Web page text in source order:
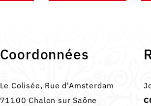
Coordonnées
Le Colisée, Rue d'Amsterdam
71100 Chalon sur Saône